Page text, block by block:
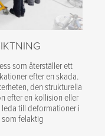
som återställer ett
efter en skada.
den strukturella
efter en kollision eller
till deformationer i
felaktig